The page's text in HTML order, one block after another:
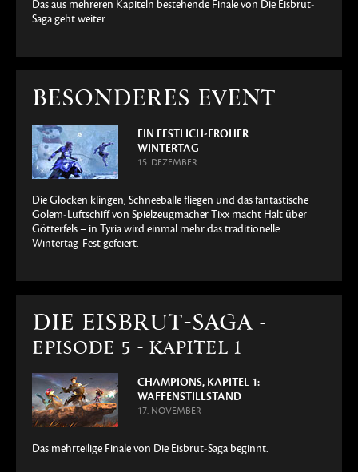
Das aus mehreren Kapiteln bestehende Finale von Die Eisbrut-
Saga geht weiter.
BESONDERES EVENT
EIN FESTLICH-FROHER
WINTERTAG
15. DEZEMBER
Die Glocken klingen, Schneebälle fliegen und das fantastische
Golem-Luftschiff von Spielzeugmacher Tixx macht Halt über
Götterfels – in Tyria wird einmal mehr das traditionelle
Wintertag-Fest gefeiert.
DIE EISBRUT-SAGA -
EPISODE 5 - KAPITEL 1
CHAMPIONS, KAPITEL 1:
WAFFENSTILLSTAND
17. NOVEMBER
Das mehrteilige Finale von Die Eisbrut-Saga beginnt.